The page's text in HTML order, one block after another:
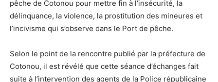
pêche de Cotonou pour mettre fin à l’insécurité, la
délinquance, la violence, la prostitution des mineures et
l’incivisme qui s’observe dans le Port de pêche.
Selon le point de la rencontre publié par la préfecture de
Cotonou, il est révélé que cette séance d’échanges fait
suite à l’intervention des agents de la Police républicaine